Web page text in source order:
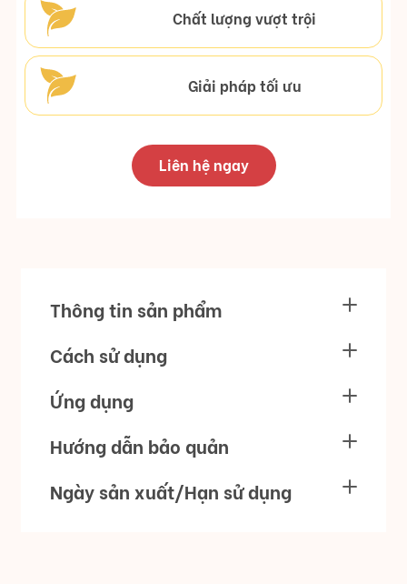
Chất lượng vượt trội
Giải pháp tối ưu
Liên hệ ngay
Thông tin sản phẩm
Cách sử dụng
Ứng dụng
Hướng dẫn bảo quản
Ngày sản xuất/Hạn sử dụng